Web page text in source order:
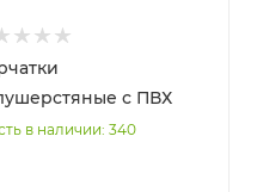
с ПВХ
в наличии: 340